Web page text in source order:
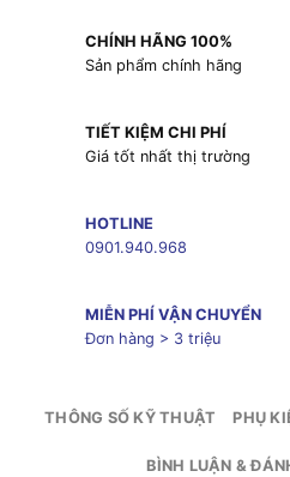
CHÍNH HÃNG 100%
Sản phẩm chính hãng
TIẾT KIỆM CHI PHÍ
Giá tốt nhất thị trường
HOTLINE
0901.940.968
MIỄN PHÍ VẬN CHUYỂN
Đơn hàng > 3 triệu
THÔNG SỐ KỸ THUẬT PHỤ
BÌNH LUẬN &